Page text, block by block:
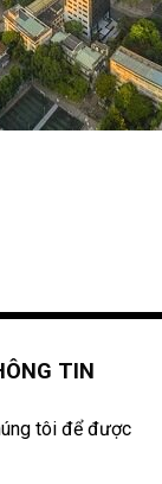
TIN
tôi để được